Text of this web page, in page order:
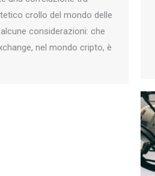
crollo del mondo delle
considerazioni: che
nel mondo cripto, è